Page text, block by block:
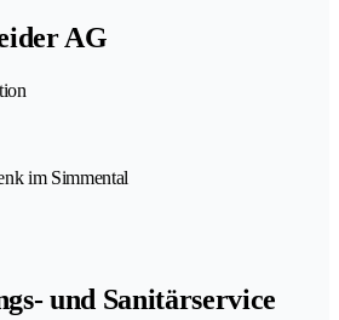
AG
im Simmental
und Sanitärservice